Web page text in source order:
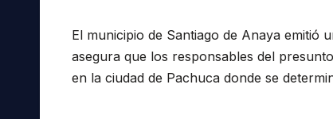
El municipio de Santiago de Anaya emitió
asegura que los responsables del
en la ciudad de Pachuca donde se determi